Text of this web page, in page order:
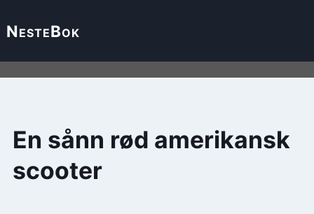
NesteBok
En sånn rød amerikansk
scooter